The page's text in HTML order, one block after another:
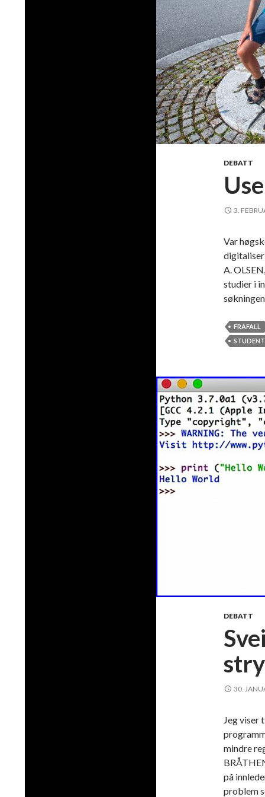
DEBATT
3.
Var
A.
studier i
FRAFALL
DEBATT
30.
Jeg viser
mindre
på
problem